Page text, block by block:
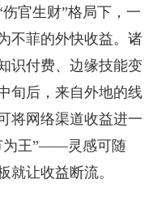
官生财”格局下，一
不菲的外快收益。诸
识付费、边缘技能变
旬后，来自外地的线
将网络渠道收益进一
为王”——灵感可随
就让收益断流。